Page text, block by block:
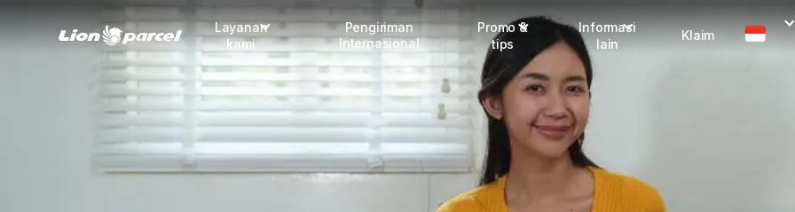
Layanan
kami
Pengiriman
COD
Fulfillment
Pengiriman
Internasional
Promo &
tips
Promo terbaru
Info seller
Info mitra
Informasi
lain
Dangerous Goods
FAQ
Klaim